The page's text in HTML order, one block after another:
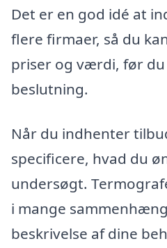
Det er en god idé at
flere firmaer, så du
priser og værdi, før
beslutning.
Når du indhenter
specificere, hvad du
undersøgt.
i mange
beskrivelse af dine